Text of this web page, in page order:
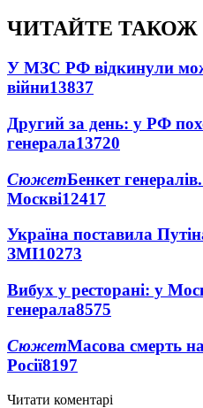
ЧИТАЙТЕ ТАКОЖ
У МЗС РФ відкинули
війни13837
Другий за день: у РФ
генерала13720
СюжетБенкет
Москві12417
Україна поставила
ЗМІ10273
Вибух у ресторані: у
генерала8575
СюжетМасова смерть
Росії8197
Читати коментарі